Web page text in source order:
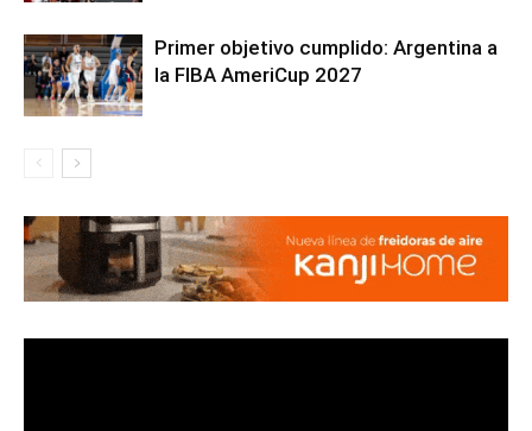
Primer objetivo cumplido: Argentina a
la FIBA AmeriCup 2027